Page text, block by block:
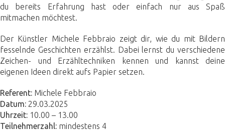
du bereits Erfahrung hast oder einfach nur aus Spaß
mitmachen möchtest.
Der Künstler Michele Febbraio zeigt dir, wie du mit Bildern
fesselnde Geschichten erzählst. Dabei lernst du verschiedene
Zeichen- und Erzähltechniken kennen und kannst deine
eigenen Ideen direkt aufs Papier setzen.
Referent: Michele Febbraio
Datum: 29.03.2025
Uhrzeit: 10.00 – 13.00
Teilnehmerzahl: mindestens 4